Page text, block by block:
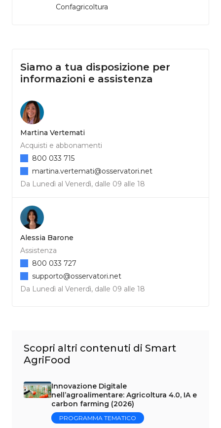
Confagricoltura
Siamo a tua disposizione per
informazioni e assistenza
Martina Vertemati
Acquisti e abbonamenti
Da Lunedì al Venerdì, dalle 09 alle 18
800 033 715
martina.vertemati@osservatori.net
Alessia Barone
Assistenza
Da Lunedì al Venerdì, dalle 09 alle 18
800 033 727
supporto@osservatori.net
Scopri altri contenuti di Smart
AgriFood
Innovazione Digitale
nell’agroalimentare: Agricoltura 4.0, IA e
carbon farming (2026)
PROGRAMMA TEMATICO